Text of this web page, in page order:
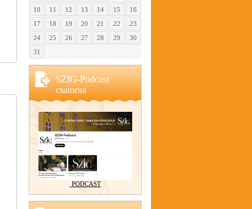
10
11 12 13 14 15
16
17
18 19 20 21 22
23
24
25 26 27 28 29
30
31
SZIG-Podcast
csatorna
PODCAST